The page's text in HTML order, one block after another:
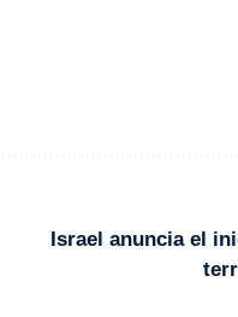
Israel anuncia el